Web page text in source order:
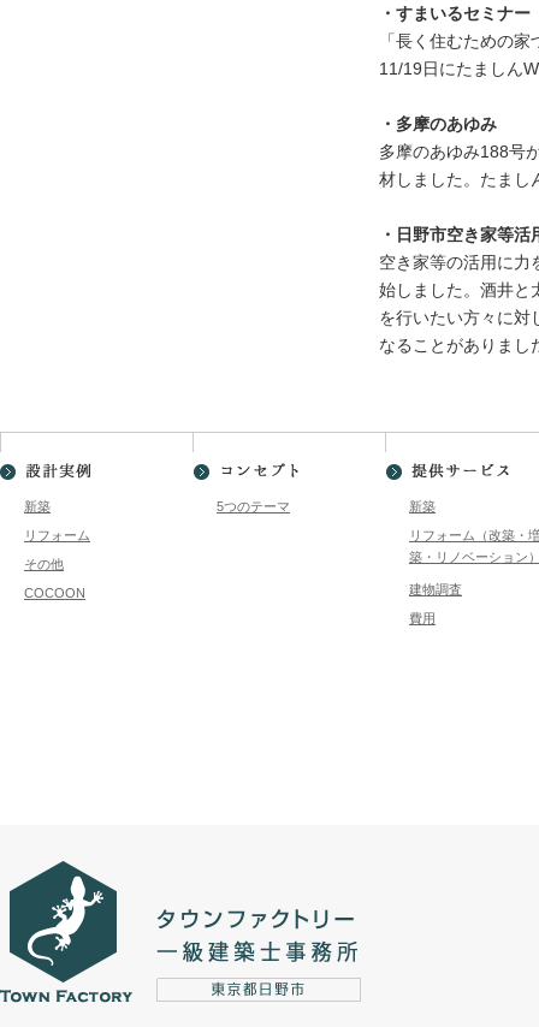
・すまいるセミナー
「長く住むための
11/19日にたましん
・多摩のあゆみ
多摩のあゆみ188号
材しました。たまし
・日野市空き家等
空き家等の活用に力
始しました。酒井と
を行いたい方々に対
なることがありまし
新築
リフォーム
その他
COCOON
5つのテーマ
新築
リフォーム（改築・
築・リノベーション
建物調査
費用